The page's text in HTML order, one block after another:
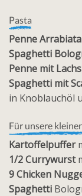
Pasta
Penne Arrabiata
Spaghetti
Penne mit Lachs
Spaghetti mit
in Knoblauchöl
Für unsere
Kartoffelpuffer
1/2 Currywurst
9 Chicken
Spaghetti